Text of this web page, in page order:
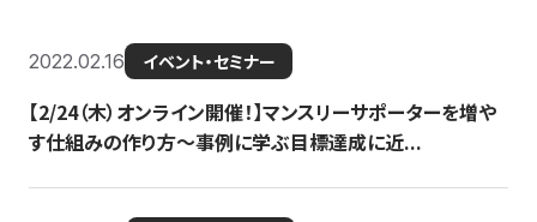
2022.02.16 イベント・セミナー
【2/24（木）オンライン開催！】マンスリーサポーターを増や
す仕組みの作り方〜事例に学ぶ目標達成に近...